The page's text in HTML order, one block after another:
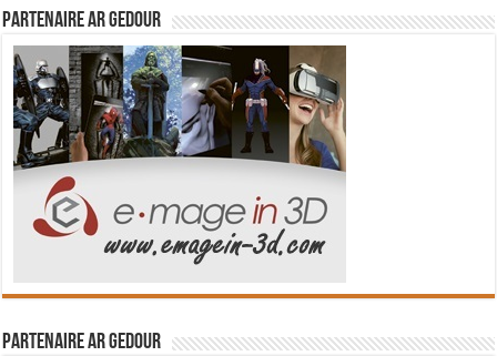
Partenaire Ar Gedour
Partenaire Ar Gedour